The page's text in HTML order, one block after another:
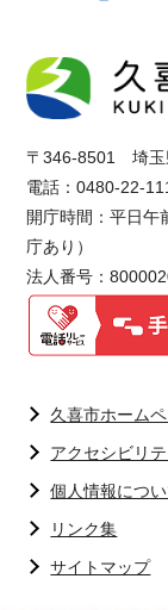
〒346-8501 埼玉
電話：0480-22-
開庁時間：平日午
庁あり）
法人番号：
久喜市ホーム
アクセシビリ
個人情報につ
リンク集
サイトマップ